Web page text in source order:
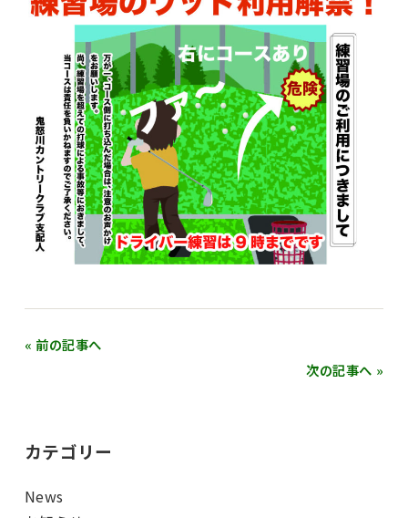
« 前の記事へ
次の記事へ »
カテゴリー
News